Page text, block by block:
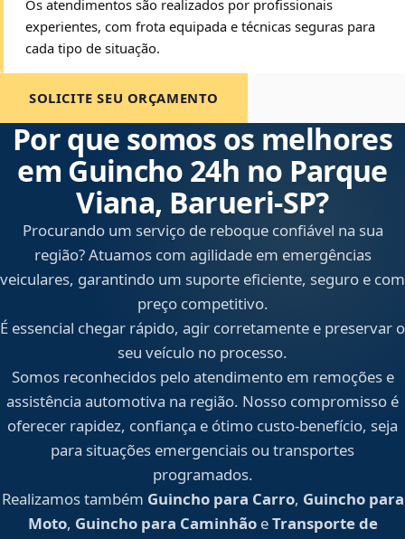
Os atendimentos são realizados por profissionais
experientes, com frota equipada e técnicas seguras para
cada tipo de situação.
SOLICITE SEU ORÇAMENTO
Por que somos os melhores
em Guincho 24h no Parque
Viana, Barueri‑SP?
Procurando um serviço de reboque confiável na sua
região? Atuamos com agilidade em emergências
veiculares, garantindo um suporte eficiente, seguro e com
preço competitivo.
É essencial chegar rápido, agir corretamente e preservar o
seu veículo no processo.
Somos reconhecidos pelo atendimento em remoções e
assistência automotiva na região. Nosso compromisso é
oferecer rapidez, confiança e ótimo custo-benefício, seja
para situações emergenciais ou transportes
programados.
Realizamos também Guincho para Carro, Guincho para
Moto, Guincho para CaminhãoeTransporte de